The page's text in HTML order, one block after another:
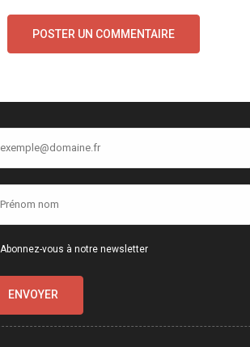
Abonnez-vous à notre newsletter